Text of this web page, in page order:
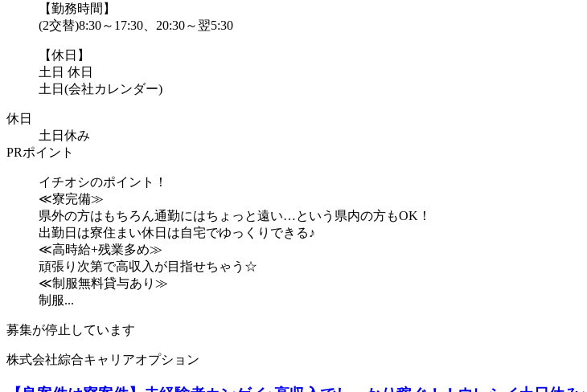
【勤務時間】
(2交替)8:30～17:30、20:30～翌5:30
【休日】
土日 休日
土日(会社カレンダー)
休日
土日休み
PRポイント
イチオシのポイント！
≪寮完備≫
県外の方はもちろん通勤にはちょっと遠い…という県内の方もOK！
出勤日は寮住まい休日は自宅でゆっくりできる♪
≪高時給+残業多め≫
頑張り次第で高収入が目指せちゃう☆
≪制服無料貸与あり≫
制服...
募集が停止しています
株式会社綜合キャリアオプション